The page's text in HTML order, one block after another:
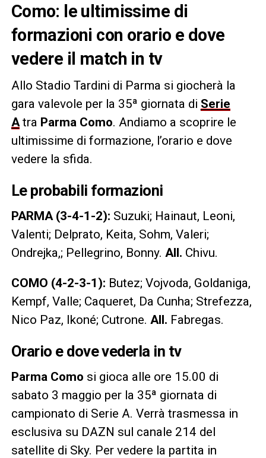
Como: le ultimissime di
formazioni con orario e dove
vedere il match in tv
Allo Stadio Tardini di Parma si giocherà la
gara valevole per la 35ª giornata di Serie
Atra Parma Como. Andiamo a scoprire le
ultimissime di formazione, l’orario e dove
vedere la sfida.
Le probabili formazioni
PARMA (3-4-1-2): Suzuki; Hainaut, Leoni,
Valenti; Delprato, Keita, Sohm, Valeri;
Ondrejka,; Pellegrino, Bonny. All. Chivu.
COMO (4-2-3-1): Butez; Vojvoda, Goldaniga,
Kempf, Valle; Caqueret, Da Cunha; Strefezza,
Nico Paz, Ikoné; Cutrone. All. Fabregas.
Orario e dove vederla in tv
Parma Como si gioca alle ore 15.00 di
sabato 3 maggio per la 35ª giornata di
campionato di Serie A. Verrà trasmessa in
esclusiva su DAZN sul canale 214 del
satellite di Sky. Per vedere la partita in